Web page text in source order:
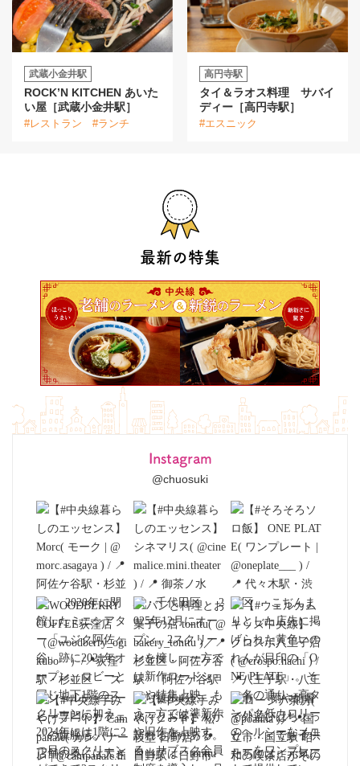
最新の特集
Instagram
@chuosuki
武蔵小金井駅
ROCK’N KITCHEN あいた
い屋［武蔵小金井駅］
#レストラン #ランチ
高円寺駅
タイ＆ラオス料理 サバイ
ディー［高円寺駅］
#エスニック